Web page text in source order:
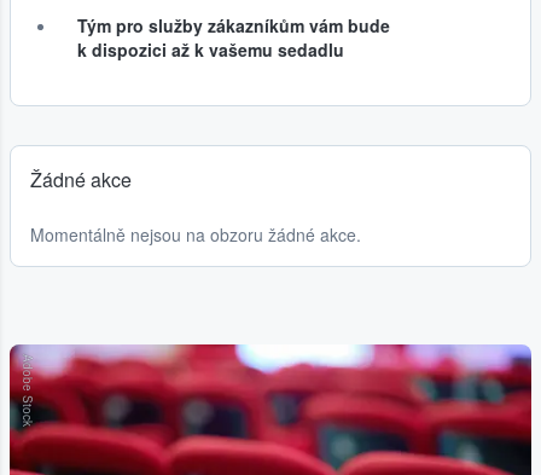
Tým pro služby zákazníkům vám bude
k dispozici až k vašemu sedadlu
Žádné akce
Momentálně nejsou na obzoru žádné akce.
Adobe Stock